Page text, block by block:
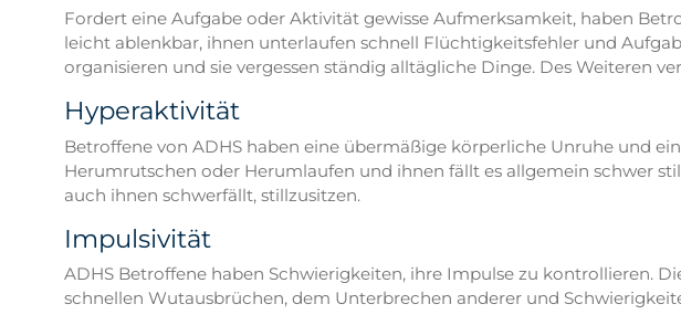
Fordert eine Aufgabe oder Aktivität gewisse Aufmerksamkeit, haben
leicht ablenkbar, ihnen unterlaufen schnell Flüchtigkeitsfehler und
organisieren und sie vergessen ständig alltägliche Dinge. Des Weiteren
Hyperaktivität
Betroffene von ADHS haben eine übermäßige körperliche Unruhe und
Herumrutschen oder Herumlaufen und ihnen fällt es allgemein schwer
auch ihnen schwerfällt, stillzusitzen.
Impulsivität
ADHS Betroffene haben Schwierigkeiten, ihre Impulse zu kontrollieren.
schnellen Wutausbrüchen, dem Unterbrechen anderer und